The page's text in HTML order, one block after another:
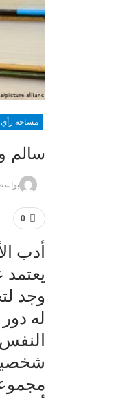
مساحة رأي
سالم
0
أدب
وجد
له